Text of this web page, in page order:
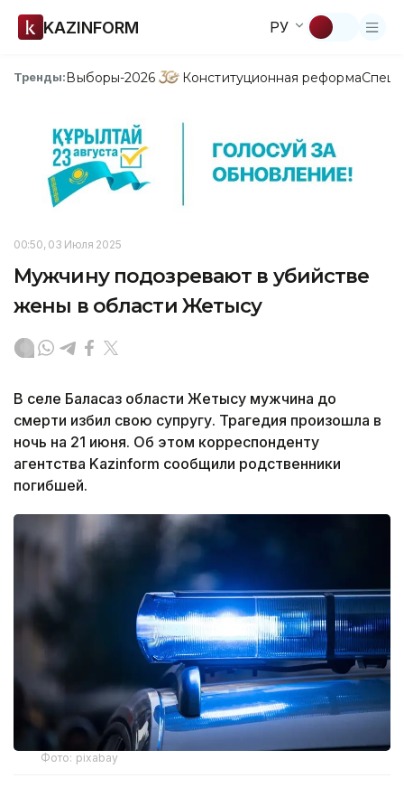
KAZINFORM РУ
Тренды:Выборы-2026 Конституционная реформа
00:50, 03 Июля 2025
Мужчину подозревают в убийстве
жены в области Жетысу
В селе Баласаз области Жетысу мужчина до
смерти избил свою супругу. Трагедия произошла в
ночь на 21 июня. Об этом корреспонденту
агентства Kazinform сообщили родственники
погибшей.
Фото: pixabay